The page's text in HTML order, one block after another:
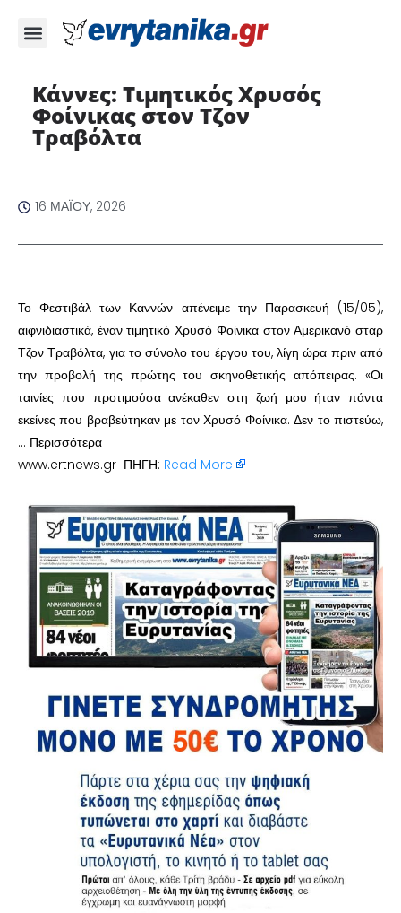
Κάννες: Τιμητικός Χρυσός
Φοίνικας στον Τζον
Τραβόλτα ​
16 ΜΑΪ́ΟΥ, 2026
​Το Φεστιβάλ των Καννών απένειμε την Παρασκευή (15/05),
αιφνιδιαστικά, έναν τιμητικό Χρυσό Φοίνικα στον Αμερικανό σταρ
Τζον Τραβόλτα, για το σύνολο του έργου του, λίγη ώρα πριν από
την προβολή της πρώτης του σκηνοθετικής απόπειρας. «Οι
ταινίες που προτιμούσα ανέκαθεν στη ζωή μου ήταν πάντα
εκείνες που βραβεύτηκαν με τον Χρυσό Φοίνικα. Δεν το πιστεύω,
… Περισσότερα
www.ertnews.gr ΠΗΓΗ: Read More